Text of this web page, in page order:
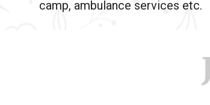
camp, ambulance services etc.